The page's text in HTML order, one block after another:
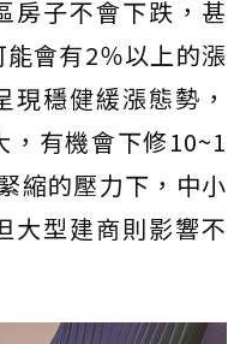
房子不會下跌，甚
會有2％以上的漲
穩健緩漲態勢，
，有機會下修10~1
縮的壓力下，中小
大型建商則影響不